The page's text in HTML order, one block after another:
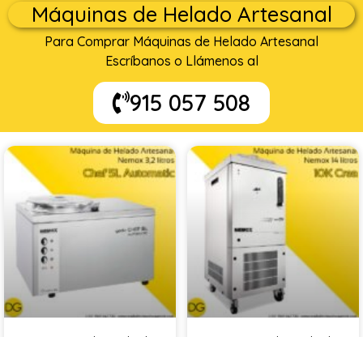
Máquinas de Helado Artesanal
Para Comprar Máquinas de Helado Artesanal
Escríbanos o Llámenos al
915 057 508